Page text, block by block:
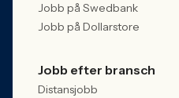
Jobb på Swedbank
Jobb på Dollarstore
Jobb efter bransch
Distansjobb